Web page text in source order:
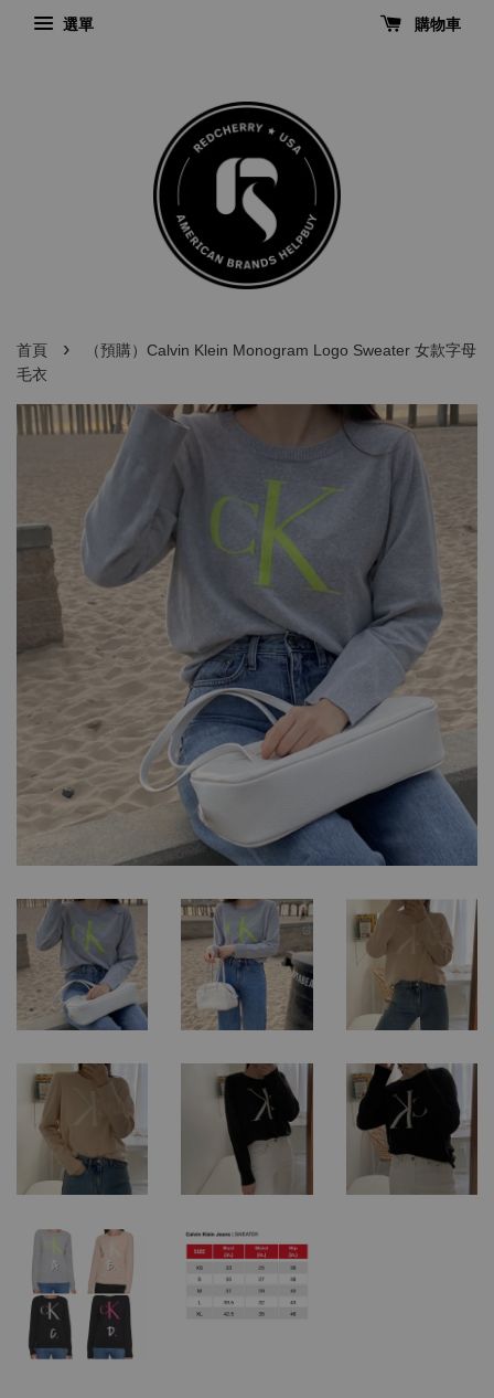
選單 購物車
首頁 ›
（預購）Calvin Klein Monogram Logo Sweater 女款字母
毛衣